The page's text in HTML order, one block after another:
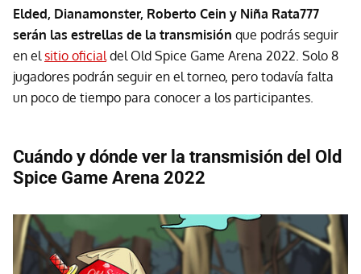
Elded, Dianamonster, Roberto Cein y Niña Rata777
serán las estrellas de la transmisión que podrás seguir
en el sitio oficial del Old Spice Game Arena 2022. Solo 8
jugadores podrán seguir en el torneo, pero todavía falta
un poco de tiempo para conocer a los participantes.
Cuándo y dónde ver la transmisión del Old
Spice Game Arena 2022